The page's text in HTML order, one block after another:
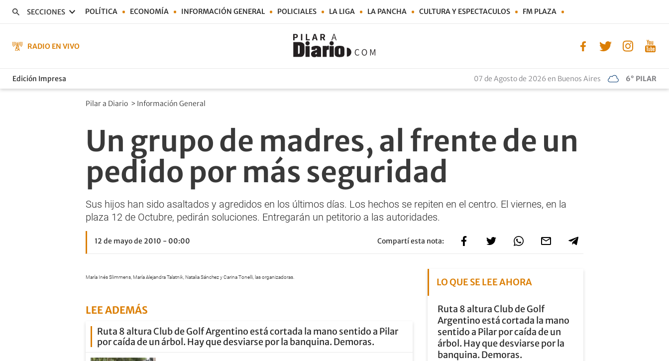
SECCIONES POLÍTICA ECONOMÍA INFORMACIÓN GENERAL POLICIALES LA LIGA LA PANCHA CULTURA Y ESPECTACULOS FM PLAZA
RADIO EN VIVO
Edición Impresa 07 de Agosto de 2026 en Buenos Aires 6° PILAR
Pilar a Diario > Información General
Un grupo de madres, al frente de un
pedido por más seguridad
Sus hijos han sido asaltados y agredidos en los últimos días. Los hechos se repiten en el centro. El viernes, en la
plaza 12 de Octubre, pedirán soluciones. Entregarán un petitorio a las autoridades.
12 de mayo de 2010 - 00:00 Compartí esta nota:
María Inés Slimmens, María Alejandra Talatnik, Natalia Sánchez y Carina Tonelli, las organizadoras.
LEE ADEMÁS
Ruta 8 altura Club de Golf Argentino está cortada la mano sentido a Pilar
por caída de un árbol. Hay que desviarse por la banquina. Demoras.
LO QUE SE LEE AHORA
Ruta 8 altura Club de Golf
Argentino está cortada la mano
sentido a Pilar por caída de un
árbol. Hay que desviarse por la
banquina. Demoras.